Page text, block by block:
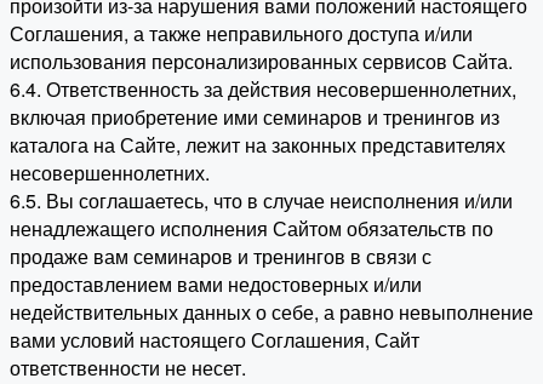
произойти из-за нарушения вами положений настоящего
Соглашения, а также неправильного доступа и/или
использования персонализированных сервисов Сайта.
6.4. Ответственность за действия несовершеннолетних,
включая приобретение ими семинаров и тренингов из
каталога на Сайте, лежит на законных представителях
несовершеннолетних.
6.5. Вы соглашаетесь, что в случае неисполнения и/или
ненадлежащего исполнения Сайтом обязательств по
продаже вам семинаров и тренингов в связи с
предоставлением вами недостоверных и/или
недействительных данных о себе, а равно невыполнение
вами условий настоящего Соглашения, Сайт
ответственности не несет.